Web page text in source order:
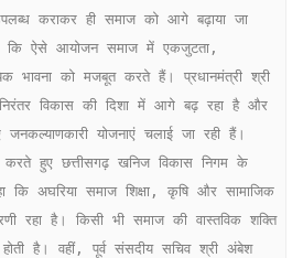
कराकर ही समाज को आगे बढ़ाया जा
कि ऐसे आयोजन समाज में एकजुटता,
भावना को मजबूत करते हैं। प्रधानमंत्री श्री
विकास की दिशा में आगे बढ़ रहा है और
योजनाएं चलाई जा रही हैं।
कि अघरिया समाज शिक्षा, कृषि और सामाजिक
रहा है। किसी भी समाज की वास्तविक शक्ति
है। वहीं, पूर्व संसदीय सचिव श्री अंबेश